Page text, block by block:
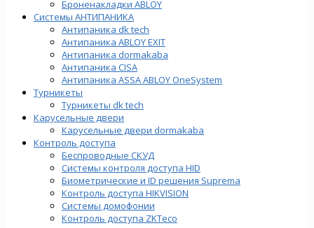
Броненакладки ABLOY
Системы АНТИПАНИКА
Антипаника dk tech
Антипаника ABLOY EXIT
Антипаника dormakaba
Антипаника СISA
Антипаника ASSA ABLOY OneSystem
Турникеты
Турникеты dk tech
Карусельные двери
Карусельные двери dormakaba
Контроль доступа
Беспроводные СКУД
Системы контроля доступа HID
Биометрические и ID решения Suprema
Контроль доступа HIKVISION
Системы домофонии
Контроль доступа ZKTeco